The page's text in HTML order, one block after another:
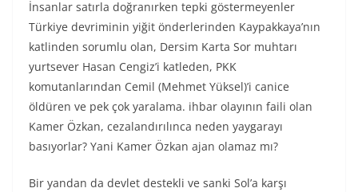
İnsanlar satırla doğranırken tepki göstermeyenler
Türkiye devriminin yiğit önderlerinden Kaypakkaya’nın
katlinden sorumlu olan, Dersim Karta Sor muhtarı
yurtsever Hasan Cengiz’i katleden, PKK
komutanlarından Cemil (Mehmet Yüksel)’i canice
öldüren ve pek çok yaralama. ihbar olayının faili olan
Kamer Özkan, cezalandırılınca neden yaygarayı
basıyorlar? Yani Kamer Özkan ajan olamaz mı?
Bir yandan da devlet destekli ve sanki Sol’a karşı